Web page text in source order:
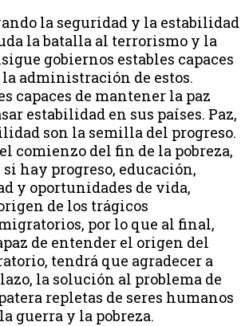
la seguridad y la estabilidad
la batalla al terrorismo y la
gobiernos estables capaces
administración de estos.
capaces de mantener la paz
estabilidad en sus países. Paz,
son la semilla del progreso.
comienzo del fin de la pobreza,
hay progreso, educación,
y oportunidades de vida,
de los trágicos
por lo que al final,
de entender el origen del
tendrá que agradecer a
la solución al problema de
repletas de seres humanos
guerra y la pobreza.